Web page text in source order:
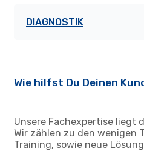
DIAGNOSTIK
Wie hilfst Du Deinen
Unsere Fachexpertise liegt
Wir zählen zu den wenigen
Training, sowie neue